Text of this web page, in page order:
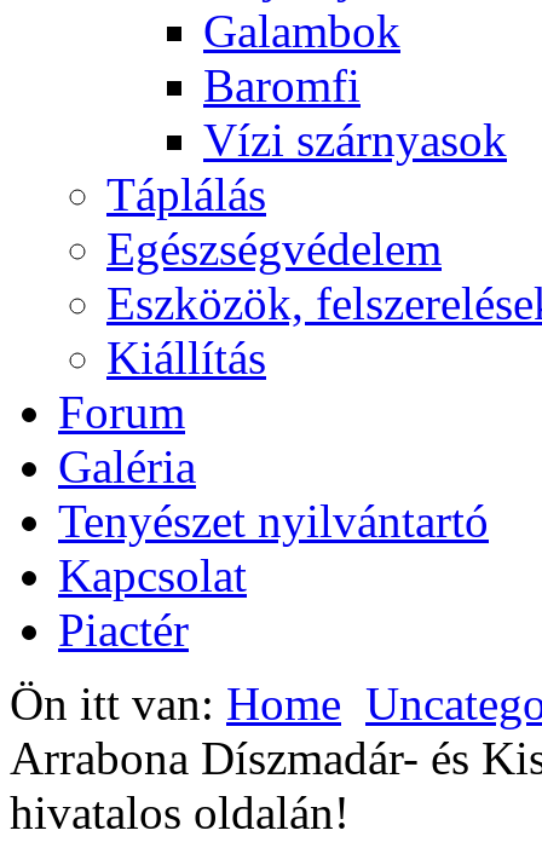
Galambok
Baromfi
Vízi szárnyasok
Táplálás
Egészségvédelem
Eszközök,
Kiállítás
Forum
Galéria
Tenyészet nyilvántartó
Kapcsolat
Piactér
Ön itt van: Home
Arrabona Díszmadár- és
hivatalos oldalán!